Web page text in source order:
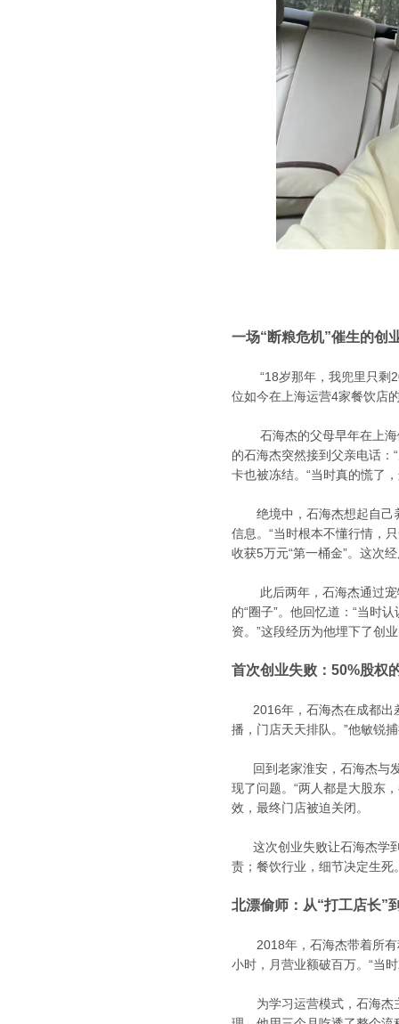
一场“断粮危机”催生的创
“18岁那年，我兜里只剩
位如今在上海运营4家餐饮店
石海杰的父母早年在上海
的石海杰突然接到父亲电话
卡也被冻结。“当时真的慌了
绝境中，石海杰想起自己养
信息。“当时根本不懂行情，
收获5万元“第一桶金”。这次
此后两年，石海杰通过宠
的“圈子”。他回忆道：“当时
资。”这段经历为他埋下了创
首次创业失败：50%股权
2016年，石海杰在成都出
播，门店天天排队。”他敏锐
回到老家淮安，石海杰与发
现了问题。“两人都是大股东
效，最终门店被迫关闭。
这次创业失败让石海杰学到
责；餐饮行业，细节决定生
北漂偷师：从“打工店长”
2018年，石海杰带着所有
小时，月营业额破百万。“当
为学习运营模式，石海杰主